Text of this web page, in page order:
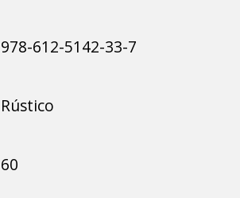
978-612-5142-33-7
Rústico
60